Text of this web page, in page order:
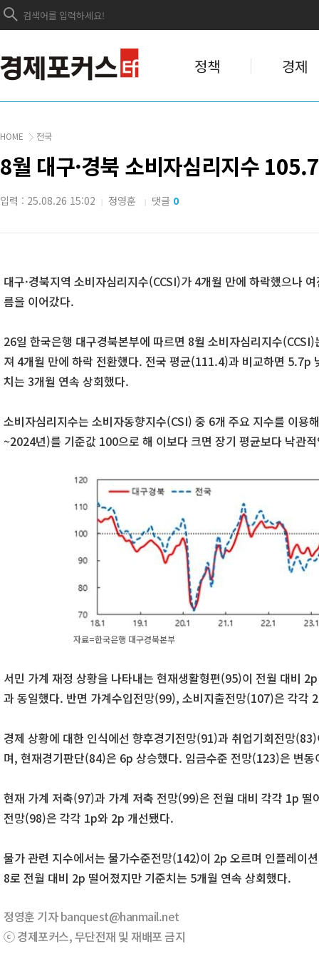
정책 경제
HOME 전국
8월 대구·경북 소비자심리지수
입력 : 25.08.26 15:02 | 정영훈 | 댓글 0
대구·경북지역 소비자심리지수(CCSI)가 4개월 만에 하락했으나
름을 이어갔다.
26일 한국은행 대구경북본부에 따르면 8월 소비자심리지수
져 4개월 만에 하락 전환했다. 전국 평균(111.4)과 비교하면 5.7p
치는 3개월 연속 상회했다.
소비자심리지수는 소비자동향지수(CSI) 중 6개 주요 지수를 이용
~2024년)를 기준값 100으로 해 이보다 크면 장기 평균보다 낙관
자료=한국은행 대구경북본부
서민 가계 재정 상황을 나타내는 현재생활형편(95)이 전월 대비
과 동일했다. 반면 가계수입전망(99), 소비지출전망(107)은 각각
경제 상황에 대한 인식에선 향후경기전망(91)과 취업기회전망
며, 현재경기판단(84)은 6p 상승했다. 임금수준 전망(123)은 변동
현재 가계 저축(97)과 가계 저축 전망(99)은 전월 대비 각각 1p
전망(98)은 각각 1p와 2p 개선됐다.
물가 관련 지수에서는 물가수준전망(142)이 2p 오르며 인플레이
8로 전월 대비 2p 떨어졌지만 기준치는 5개월 연속 상회했다.
정영훈 기자 banquest@hanmail.net
ⓒ 경제포커스, 무단전재 및 재배포 금지